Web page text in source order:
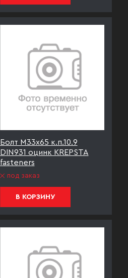
Болт М33х65 к.п.10.9
DIN931 оцинк KREPSTA
fasteners
под заказ
В КОРЗИНУ